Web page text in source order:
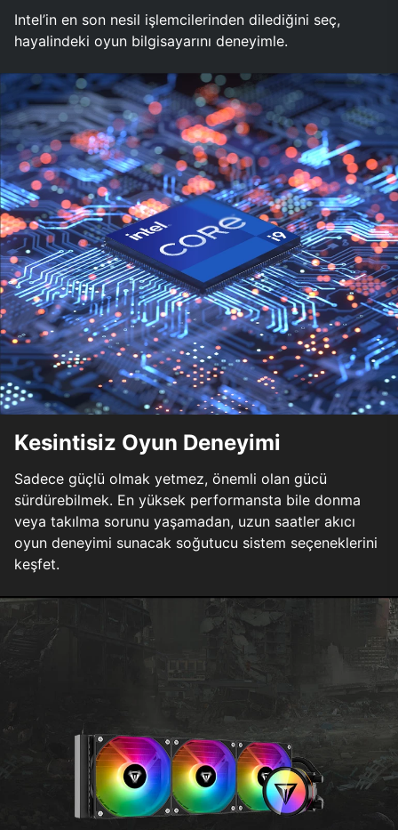
Intel’in en son nesil işlemcilerinden dilediğini seç,
hayalindeki oyun bilgisayarını deneyimle.
Kesintisiz Oyun Deneyimi
Sadece güçlü olmak yetmez, önemli olan gücü
sürdürebilmek. En yüksek performansta bile donma
veya takılma sorunu yaşamadan, uzun saatler akıcı
oyun deneyimi sunacak soğutucu sistem seçeneklerini
keşfet.